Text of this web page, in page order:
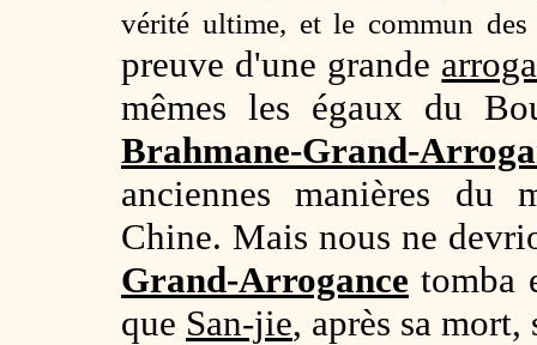
vérité ultime, et le commun
preuve d'une grande
mêmes les égaux du
Brahmane-Grand-
anciennes manières
Chine. Mais nous ne
Grand-Arrogance tomba
que San-jie, après sa mort,